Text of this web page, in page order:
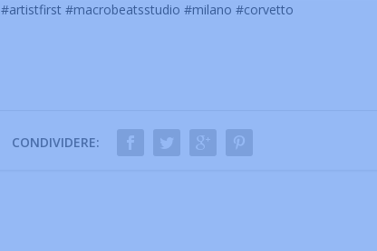
#artistfirst #macrobeatsstudio #milano #corvetto
CONDIVIDERE: